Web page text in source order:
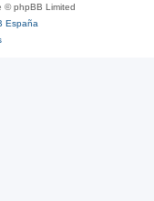
© phpBB Limited
España